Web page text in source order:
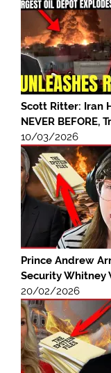
Scott Ritter: Iran
NEVER BEFORE,
10/03/2026
Prince Andrew
Security Whitney
20/02/2026